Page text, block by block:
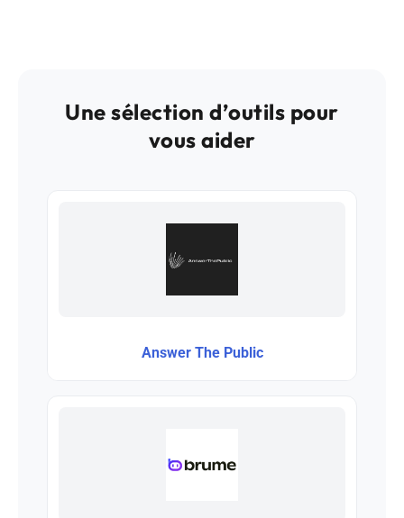
Une sélection d’outils pour
vous aider
Answer The Public